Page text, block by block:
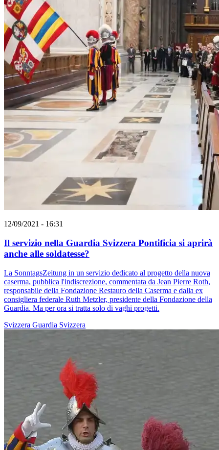
12/09/2021 - 16:31
Il servizio nella Guardia Svizzera Pontificia si aprirà
anche alle soldatesse?
La SonntagsZeitung in un servizio dedicato al progetto della nuova
caserma, pubblica l'indiscrezione, commentata da Jean Pierre Roth,
responsabile della Fondazione Restauro della Caserma e dalla ex
consigliera federale Ruth Metzler, presidente della Fondazione della
Guardia. Ma per ora si tratta solo di vaghi progetti.
Svizzera Guardia Svizzera